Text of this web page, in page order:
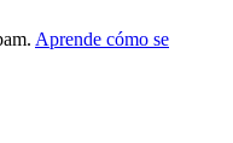
Aprende cómo se